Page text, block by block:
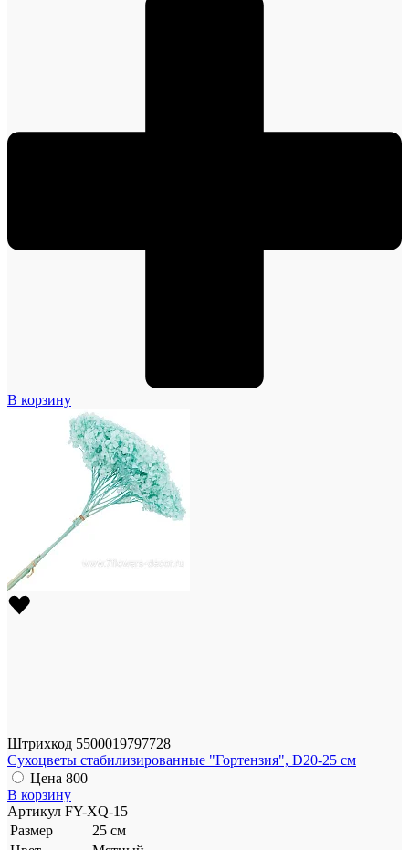
В корзину
Штрихкод 5500019797728
Сухоцветы стабилизированные "Гортензия", D20-25 см
Цена 800
В корзину
Артикул FY-XQ-15
Размер
25 см